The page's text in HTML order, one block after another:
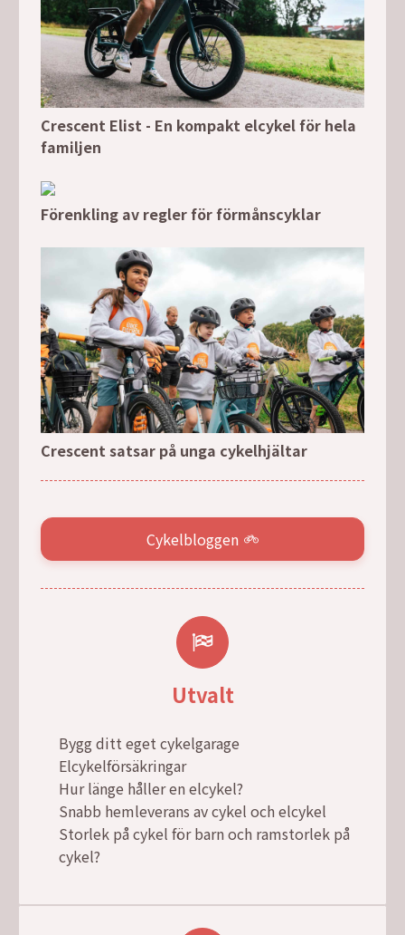
Crescent Elist - En kompakt elcykel för hela
familjen
Förenkling av regler för förmånscyklar
Crescent satsar på unga cykelhjältar
Cykelbloggen
Utvalt
Bygg ditt eget cykelgarage
Elcykelförsäkringar
Hur länge håller en elcykel?
Snabb hemleverans av cykel och elcykel
Storlek på cykel för barn och ramstorlek på
cykel?